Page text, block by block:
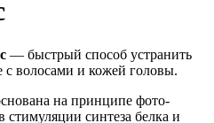
— быстрый способ устранить
волосами и кожей головы.
на принципе фото-
стимуляции синтеза белка и